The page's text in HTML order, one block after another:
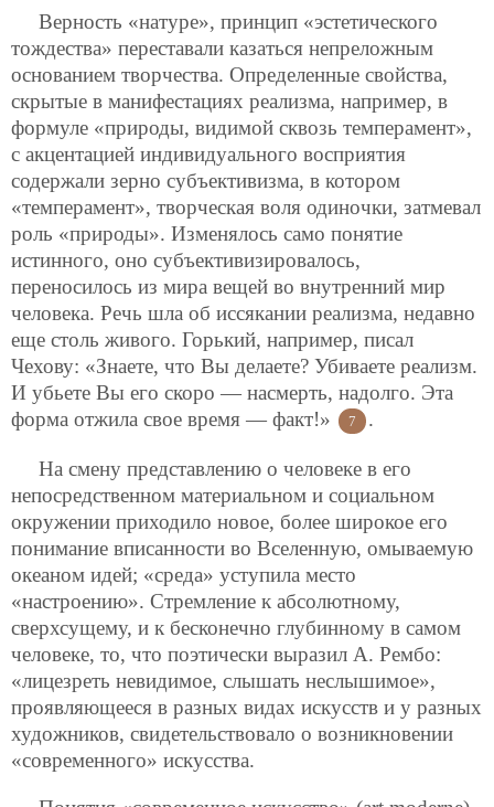
Верность «натуре», принцип «эстетического
тождества» переставали казаться непреложным
основанием творчества. Определенные свойства,
скрытые в манифестациях реализма, например, в
формуле «природы, видимой сквозь темперамент»,
с акцентацией индивидуального восприятия
содержали зерно субъективизма, в котором
«темперамент», творческая воля одиночки, затмевал
роль «природы». Изменялось само понятие
истинного, оно субъективизировалось,
переносилось из мира вещей во внутренний мир
человека. Речь шла об иссякании реализма, недавно
еще столь живого. Горький, например, писал
Чехову: «Знаете, что Вы делаете? Убиваете реализм.
И убьете Вы его скоро — насмерть, надолго. Эта
форма отжила свое время — факт!»
7 .
На смену представлению о человеке в его
непосредственном материальном и социальном
окружении приходило новое, более широкое его
понимание вписанности во Вселенную, омываемую
океаном идей; «среда» уступила место
«настроению». Стремление к абсолютному,
сверхсущему, и к бесконечно глубинному в самом
человеке, то, что поэтически выразил А. Рембо:
«лицезреть невидимое, слышать неслышимое»,
проявляющееся в разных видах искусств и у разных
художников, свидетельствовало о возникновении
«современного» искусства.